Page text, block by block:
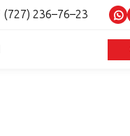
(727) 236–76–23